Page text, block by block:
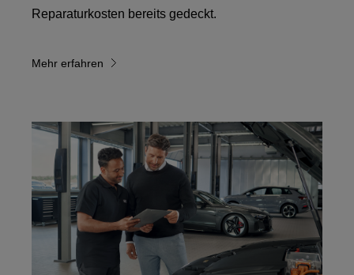
Reparaturkosten bereits gedeckt.
Mehr erfahren